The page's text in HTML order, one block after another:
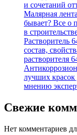
и сочетаний
Малярная
бывает? Все о
в
Растворитель
состав,
растворителя
лучших
мнению
Свежие
Нет комментариев